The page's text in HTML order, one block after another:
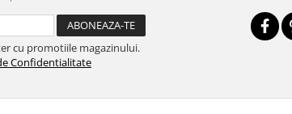
cu promotiile magazinului.
Confidentialitate